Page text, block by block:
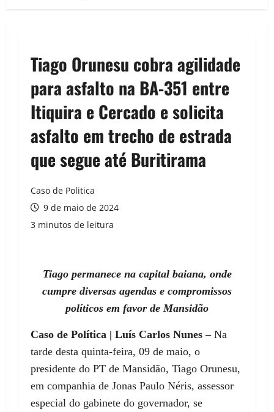
Tiago Orunesu cobra agilidade
para asfalto na BA-351 entre
Itiquira e Cercado e solicita
asfalto em trecho de estrada
que segue até Buritirama
Caso de Politica
9 de maio de 2024
3 minutos de leitura
Tiago permanece na capital baiana, onde
cumpre diversas agendas e compromissos
políticos em favor de Mansidão
Caso de Política | Luís Carlos Nunes –Na
tarde desta quinta-feira, 09 de maio, o
presidente do PT de Mansidão, Tiago Orunesu,
em companhia de Jonas Paulo Néris, assessor
especial do gabinete do governador, se